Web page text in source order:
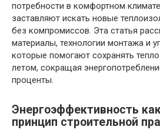
потребности в комфортном
заставляют искать новые
без компромиссов. Эта статья
материалы, технологии монтажа и
которые помогают сохранять
летом, сокращая
проценты.
Энергоэффективность
принцип строительной